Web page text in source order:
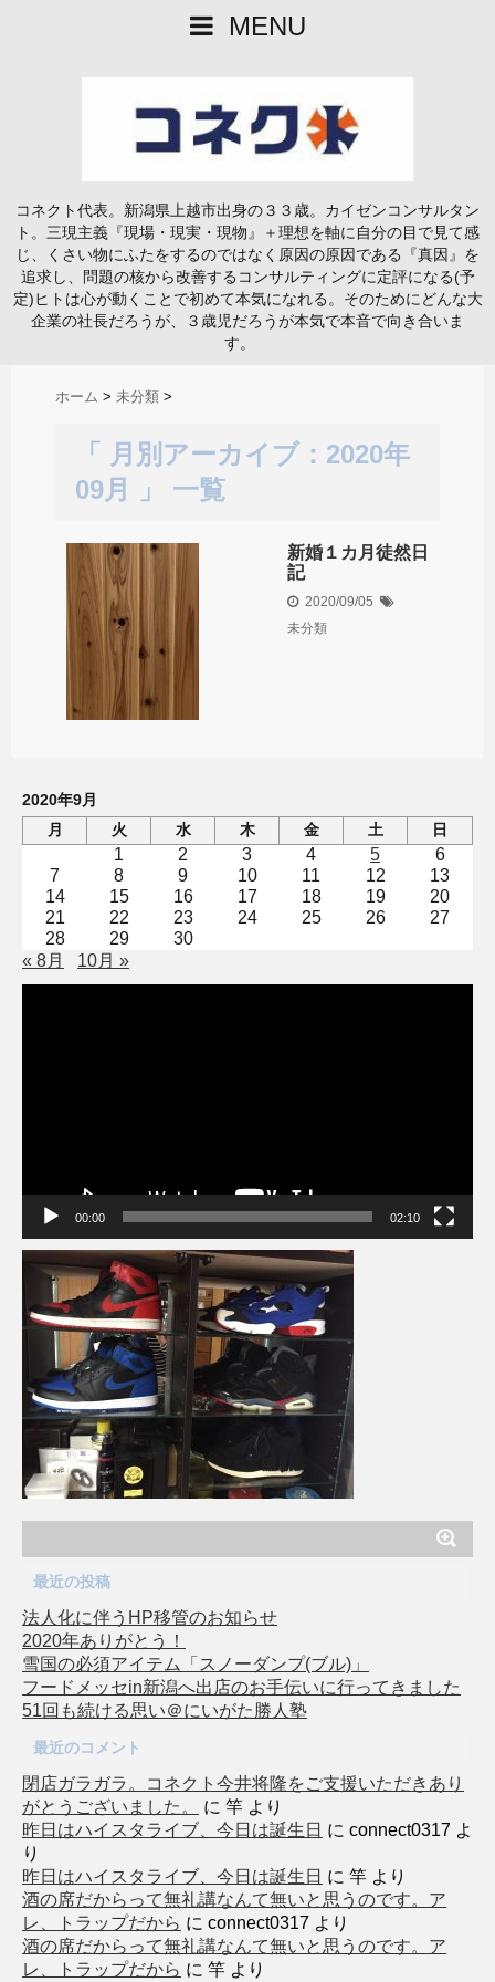
MENU
コネクト代表。新潟県上越市出身の３３歳。カイゼンコンサルタン
ト。三現主義『現場・現実・現物』＋理想を軸に自分の目で見て感
じ、くさい物にふたをするのではなく原因の原因である『真因』を
追求し、問題の核から改善するコンサルティングに定評になる(予
定)ヒトは心が動くことで初めて本気になれる。そのためにどんな大
企業の社長だろうが、３歳児だろうが本気で本音で向き合いま
す。
ホーム > 未分類 >
「 月別アーカイブ：2020年
09月 」 一覧
新婚１カ月徒然日
記
2020/09/05
未分類
2020年9月
月
火 水 木 金 土 日
1 2 3 4 5
6
7
8 9 10 11 12
13
14
15 16 17 18 19
20
21
22 23 24 25 26
27
28
29
30
« 8月
10月 »
00:00 02:10
最近の投稿
法人化に伴うHP移管のお知らせ
2020年ありがとう！
雪国の必須アイテム「スノーダンプ(ブル)」
フードメッセin新潟へ出店のお手伝いに行ってきました
51回も続ける思い＠にいがた勝人塾
最近のコメント
閉店ガラガラ。コネクト今井将隆をご支援いただきあり
がとうございました。
に 竿 より
昨日はハイスタライブ、今日は誕生日 に connect0317 よ
り
昨日はハイスタライブ、今日は誕生日 に 竿 より
酒の席だからって無礼講なんて無いと思うのです。ア
レ、トラップだから に connect0317 より
酒の席だからって無礼講なんて無いと思うのです。ア
レ、トラップだから に 竿 より